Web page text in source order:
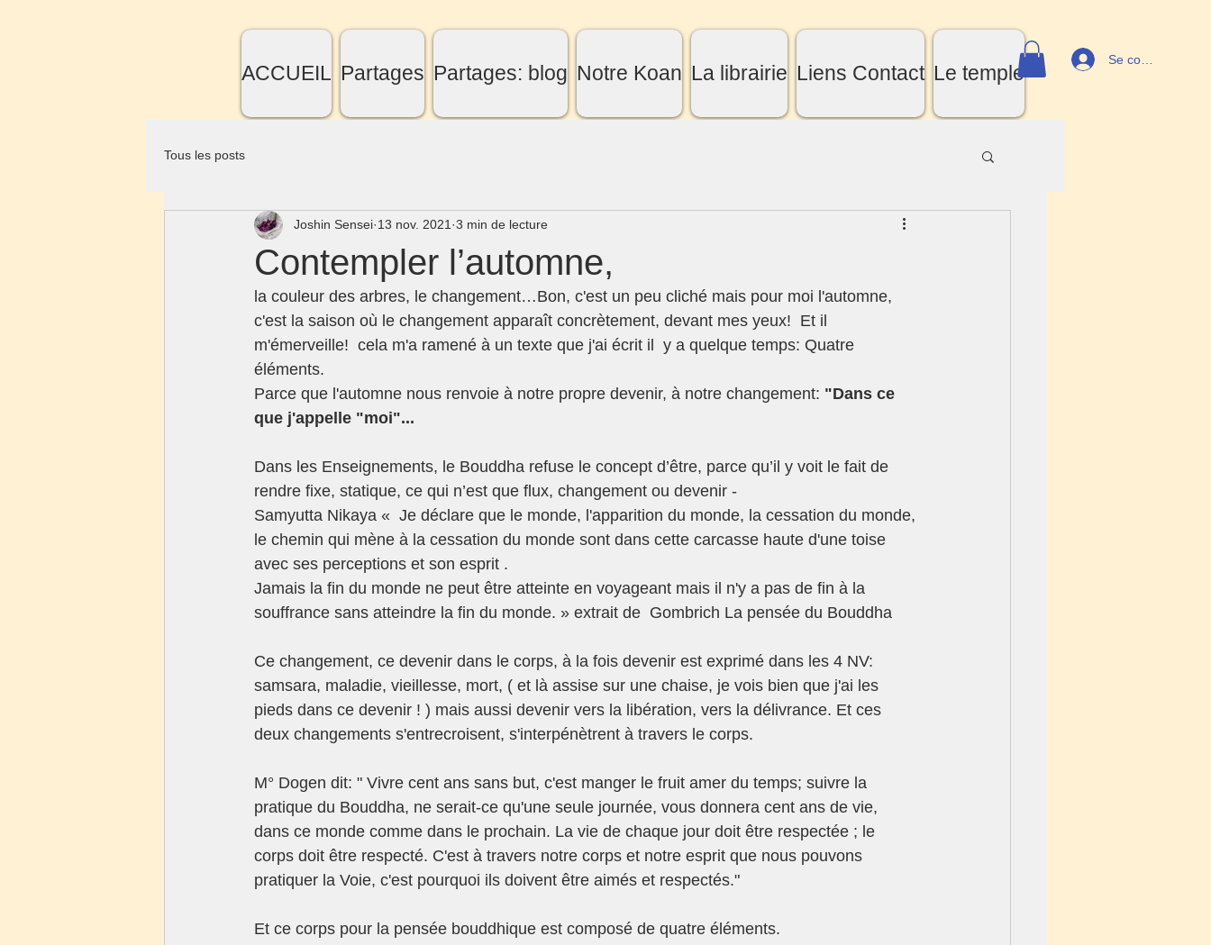
ACCUEIL Partages Partages: blog Notre Koan La librairie Liens Contact Le temple
Se connecter
Tous les posts
Contempler l’automne,
Joshin Sensei 13 nov. 2021 3 min de lecture
la couleur des arbres, le changement…Bon, c'est un peu cliché mais pour moi l'automne,
c'est la saison où le changement apparaît concrètement, devant mes yeux!  Et il
m'émerveille!  cela m'a ramené à un texte que j'ai écrit il  y a quelque temps: Quatre
éléments.
Parce que l'automne nous renvoie à notre propre devenir, à notre changement: "Dans ce
que j'appelle "moi"...
Dans les Enseignements, le Bouddha refuse le concept d’être, parce qu’il y voit le fait de
rendre fixe, statique, ce qui n’est que flux, changement ou devenir -
Samyutta Nikaya «  Je déclare que le monde, l'apparition du monde, la cessation du monde,
le chemin qui mène à la cessation du monde sont dans cette carcasse haute d'une toise
avec ses perceptions et son esprit .
Jamais la fin du monde ne peut être atteinte en voyageant mais il n'y a pas de fin à la
souffrance sans atteindre la fin du monde. » extrait de  Gombrich La pensée du Bouddha
Ce changement, ce devenir dans le corps, à la fois devenir est exprimé dans les 4 NV:
samsara, maladie, vieillesse, mort, ( et là assise sur une chaise, je vois bien que j'ai les
pieds dans ce devenir ! ) mais aussi devenir vers la libération, vers la délivrance. Et ces
deux changements s'entrecroisent, s'interpénètrent à travers le corps.
M° Dogen dit: " Vivre cent ans sans but, c'est manger le fruit amer du temps; suivre la
pratique du Bouddha, ne serait-ce qu'une seule journée, vous donnera cent ans de vie,
dans ce monde comme dans le prochain. La vie de chaque jour doit être respectée ; le
corps doit être respecté. C'est à travers notre corps et notre esprit que nous pouvons
pratiquer la Voie, c'est pourquoi ils doivent être aimés et respectés."
Et ce corps pour la pensée bouddhique est composé de quatre éléments.